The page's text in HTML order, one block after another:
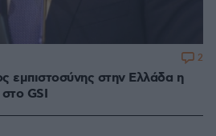
εμπιστοσύνης στην Ελλάδα η
GSI
2